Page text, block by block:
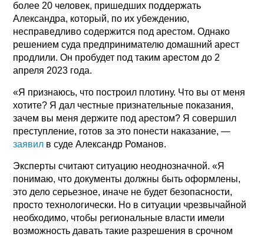
более 20 человек, пришедших поддержать
Александра, который, по их убеждению,
несправедливо содержится под арестом. Однако
решением суда предпринимателю домашний арест
продлили. Он пробудет под таким арестом до 2
апреля 2023 года.
«Я признаюсь, что построил плотину. Что вы от меня
хотите? Я дал честные признательные показания,
зачем вы меня держите под арестом? Я совершил
преступление, готов за это понести наказание, —
заявил в суде Александр Романов.
Эксперты считают ситуацию неоднозначной. «Я
понимаю, что документы должны быть оформлены,
это дело серьезное, иначе не будет безопасности,
просто технологически. Но в ситуации чрезвычайной
необходимо, чтобы региональные власти имели
возможность давать такие разрешения в срочном